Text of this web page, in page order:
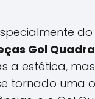
Gol
a estética,
tornado uma